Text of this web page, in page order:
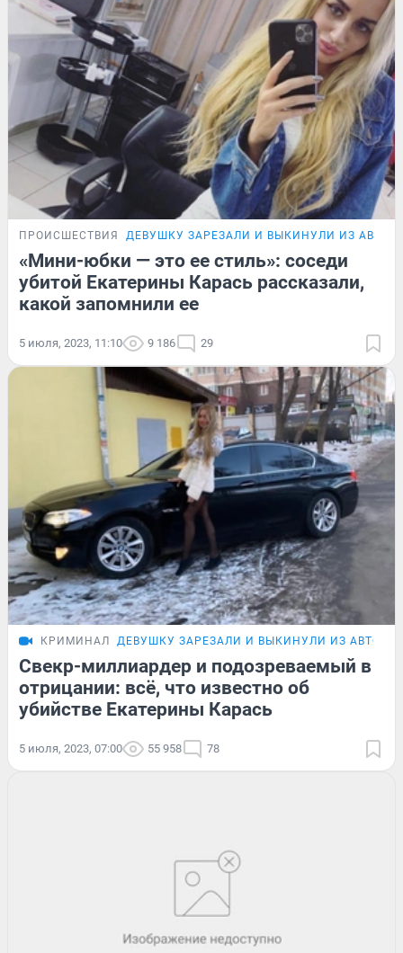
ПРОИСШЕСТВИЯ ДЕВУШКУ ЗАРЕЗАЛИ И ВЫКИНУЛИ ИЗ АВТО
«Мини-юбки — это ее стиль»: соседи
убитой Екатерины Карась рассказали,
какой запомнили ее
5 июля, 2023, 11:10 9 186 29
КРИМИНАЛ ДЕВУШКУ ЗАРЕЗАЛИ И ВЫКИНУЛИ ИЗ АВТО
Свекр-миллиардер и подозреваемый в
отрицании: всё, что известно об
убийстве Екатерины Карась
5 июля, 2023, 07:00 55 958 78